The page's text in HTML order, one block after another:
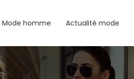
Mode homme Actualité mode